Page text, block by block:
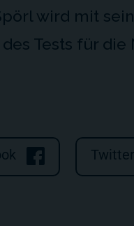
wird mit
Tests für
Twitter